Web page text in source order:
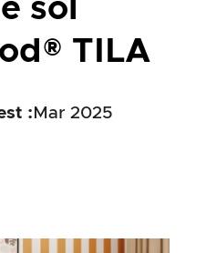
sol
TILA
: Mar 2025